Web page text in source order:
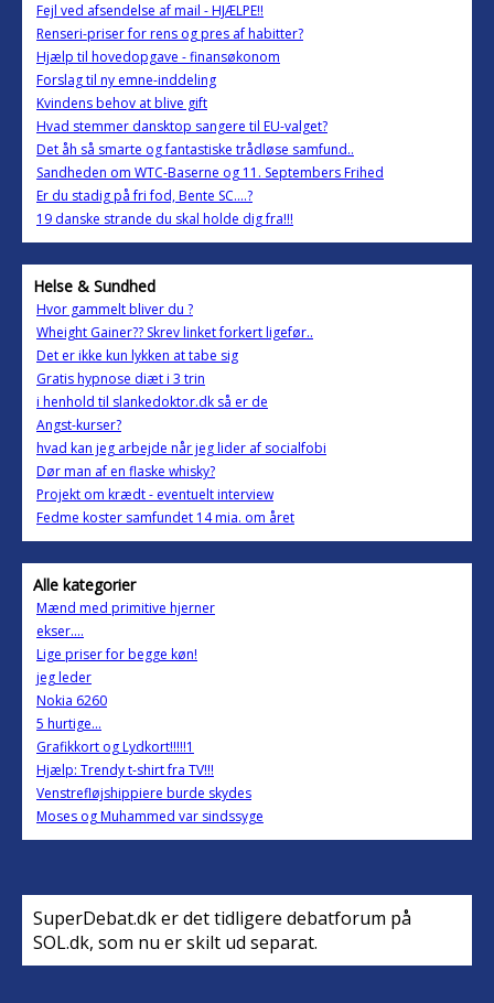
Fejl ved afsendelse af mail - HJÆLPE!!
Renseri-priser for rens og pres af habitter?
Hjælp til hovedopgave - finansøkonom
Forslag til ny emne-inddeling
Kvindens behov at blive gift
Hvad stemmer dansktop sangere til EU-valget?
Det åh så smarte og fantastiske trådløse samfund..
Sandheden om WTC-Baserne og 11. Septembers Frihed
Er du stadig på fri fod, Bente SC....?
19 danske strande du skal holde dig fra!!!
Helse & Sundhed
Hvor gammelt bliver du ?
Wheight Gainer?? Skrev linket forkert ligefør..
Det er ikke kun lykken at tabe sig
Gratis hypnose diæt i 3 trin
i henhold til slankedoktor.dk så er de
Angst-kurser?
hvad kan jeg arbejde når jeg lider af socialfobi
Dør man af en flaske whisky?
Projekt om krædt - eventuelt interview
Fedme koster samfundet 14 mia. om året
Alle kategorier
Mænd med primitive hjerner
ekser....
Lige priser for begge køn!
jeg leder
Nokia 6260
5 hurtige...
Grafikkort og Lydkort!!!!!1
Hjælp: Trendy t-shirt fra TV!!!
Venstrefløjshippiere burde skydes
Moses og Muhammed var sindssyge
SuperDebat.dk er det tidligere debatforum på
SOL.dk, som nu er skilt ud separat.